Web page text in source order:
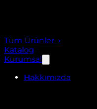
Tüm Ürünler →
Katalog
Kurumsal
Hakkımızda